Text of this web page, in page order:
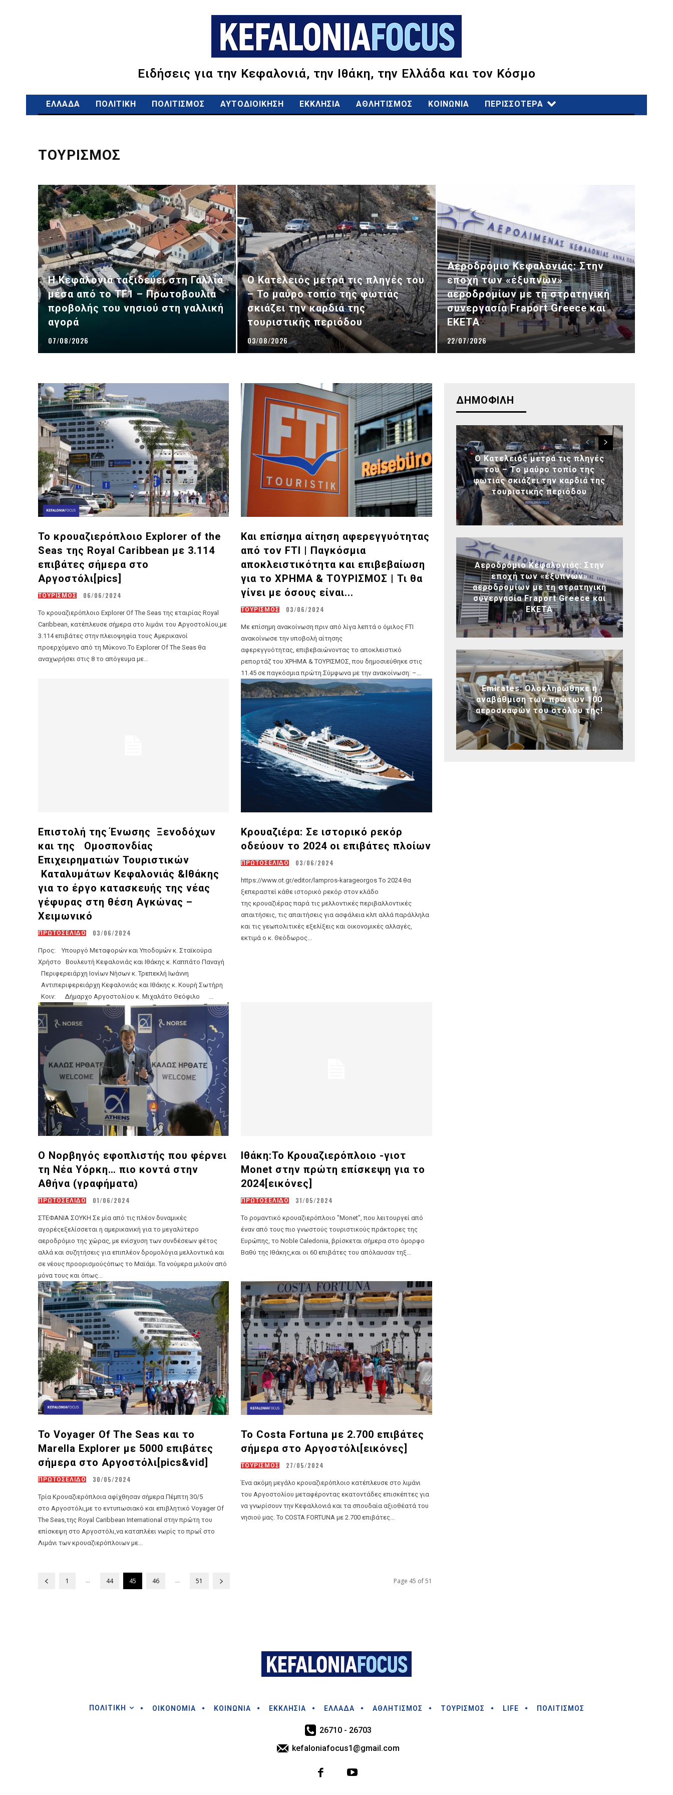
Ειδήσεις για την Κεφαλονιά, την Ιθάκη, την Ελλάδα και τον Κόσμο
ΕΛΛΑΔΑ ΠΟΛΙΤΙΚΗ ΠΟΛΙΤΙΣΜΟΣ ΑΥΤΟΔΙΟΙΚΗΣΗ ΕΚΚΛΗΣΙΑ ΑΘΛΗΤΙΣΜΟΣ ΚΟΙΝΩΝΙΑ ΠΕΡΙΣΣΟΤΕΡΑ
ΤΟΥΡΙΣΜΟΣ
Η Κεφαλονιά ταξιδεύει στη Γαλλία
μέσα από το TF1 – Πρωτοβουλία
προβολής του νησιού στη γαλλική
αγορά
07/08/2026
Ο Κατελειός μετρά τις πληγές του
– Το μαύρο τοπίο της φωτιάς
σκιάζει την καρδιά της
τουριστικής περιόδου
03/08/2026
Αεροδρόμιο Κεφαλονιάς: Στην
εποχή των «έξυπνων»
αεροδρομίων με τη στρατηγική
συνεργασία Fraport Greece και
ΕΚΕΤΑ
22/07/2026
Το κρουαζιερόπλοιο Explorer of the
Seas της Royal Caribbean με 3.114
επιβάτες σήμερα στο
Αργοστόλι[pics]
ΤΟΥΡΙΣΜΟΣ 06/06/2024
Το κρουαζιερόπλοιο Explorer Of The Seas της εταιρίας Royal
Caribbean, κατέπλευσε σήμερα στο λιμάνι του Αργοστολίου,με
3.114 επιβάτες στην πλειοψηφία τους Αμερικανοί
προερχόμενο από τη Μύκονο.Το Explorer Of The Seas θα
αναχωρήσει στις 8 το απόγευμα με...
Και επίσημα αίτηση αφερεγγυότητας
από τον FTI | Παγκόσμια
αποκλειστικότητα και επιβεβαίωση
για το ΧΡΗΜΑ & ΤΟΥΡΙΣΜΟΣ | Τι θα
γίνει με όσους είναι...
ΤΟΥΡΙΣΜΟΣ 03/06/2024
Με επίσημη ανακοίνωση πριν από λίγα λεπτά ο όμιλος FTI
ανακοίνωσε την υποβολή αίτησης
αφερεγγυότητας, επιβεβαιώνοντας το αποκλειστικό
ρεπορτάζ του ΧΡΗΜΑ & ΤΟΥΡΙΣΜΟΣ, που δημοσιεύθηκε στις
11.45 σε παγκόσμια πρώτη.Σύμφωνα με την ανακοίνωση: –...
Επιστολή της Ένωσης Ξενοδόχων
και της Ομοσπονδίας
Επιχειρηματιών Τουριστικών
Καταλυμάτων Κεφαλονιάς &Ιθάκης
για το έργο κατασκευής της νέας
γέφυρας στη θέση Αγκώνας –
Χειμωνικό
ΠΡΩΤΟΣΕΛΙΔΟ 03/06/2024
Προς: Υπουργό Μεταφορών και Υποδομών κ. Σταϊκούρα
Χρήστο Βουλευτή Κεφαλονιάς και Ιθάκης κ. Καππάτο Παναγή
Περιφερειάρχη Ιονίων Νήσων κ. Τρεπεκλή Ιωάννη
Αντιπεριφερειάρχη Κεφαλονιάς και Ιθάκης κ. Κουρή Σωτήρη
Κρουαζιέρα: Σε ιστορικό ρεκόρ
οδεύουν το 2024 οι επιβάτες πλοίων
ΠΡΩΤΟΣΕΛΙΔΟ 03/06/2024
https://www.ot.gr/editor/lampros-karageorgos Tο 2024 θα
ξεπεραστεί κάθε ιστορικό ρεκόρ στον κλάδο
της κρουαζιέρας παρά τις μελλοντικές περιβαλλοντικές
απαιτήσεις, τις απαιτήσεις για ασφάλεια κλπ αλλά παράλληλα
και τις γεωπολιτικές εξελίξεις και οικονομικές αλλαγές,
εκτιμά ο κ. Θεόδωρος...
Ο Νορβηγός εφοπλιστής που φέρνει
τη Νέα Υόρκη… πιο κοντά στην
Αθήνα (γραφήματα)
ΠΡΩΤΟΣΕΛΙΔΟ 01/06/2024
ΣΤΕΦΑΝΙΑ ΣΟΥΚΗ Σε μία από τις πλέον δυναμικές
αγορέςεξελίσσεται η αμερικανική για το μεγαλύτερο
αεροδρόμιο της χώρας, με ενίσχυση των συνδέσεων φέτος
αλλά και συζητήσεις για επιπλέον δρομολόγια μελλοντικά και
σε νέους προορισμούςόπως το Μαϊάμι. Τα νούμερα μιλούν από
μόνα τους και όπως...
Ιθάκη:Το Κρουαζιερόπλοιο -γιοτ
Monet στην πρώτη επίσκεψη για το
2024[εικόνες]
ΠΡΩΤΟΣΕΛΙΔΟ 31/05/2024
Το ρομαντικό κρουαζιερόπλοιο "Monet", που λειτουργεί από
έναν από τους πιο γνωστούς τουριστικούς πράκτορες της
Ευρώπης, το Noble Caledonia, βρίσκεται σήμερα στο όμορφο
Βαθύ της Ιθάκης,και οι 60 επιβάτες του απόλαυσαν τηξ...
Το Voyager Of The Seas και το
Marella Explorer με 5000 επιβάτες
σήμερα στο Αργοστόλι[pics&vid]
ΠΡΩΤΟΣΕΛΙΔΟ 30/05/2024
Τρία Κρουαζιερόπλοια αφίχθησαν σήμερα Πέμπτη 30/5
στο Αργοστόλι,με το εντυπωσιακό και επιβλητικό Voyager Of
The Seas,της Royal Caribbean International στην πρώτη του
επίσκεψη στο Αργοστόλι,να καταπλέει νωρίς το πρωΐ στο
Λιμάνι των κρουαζιερόπλοιων με...
Το Costa Fortuna με 2.700 επιβάτες
σήμερα στο Αργοστόλι[εικόνες]
ΤΟΥΡΙΣΜΟΣ 27/05/2024
Ένα ακόμη μεγάλο κρουαζιερόπλοιο κατέπλευσε στο λιμάνι
του Αργοστολίου μεταφέροντας εκατοντάδες επισκέπτες για
να γνωρίσουν την Κεφαλλονιά και τα σπουδαία αξιοθέατά του
νησιού μας. Το COSTA FORTUNA με 2.700 επιβάτες...
1 ... 44 45 46 ... 51 Page 45 of 51
ΔΗΜΟΦΙΛΗ
Ο Κατελειός μετρά τις πληγές
του – Το μαύρο τοπίο της
φωτιάς σκιάζει την καρδιά της
τουριστικής περιόδου
Αεροδρόμιο Κεφαλονιάς: Στην
εποχή των «έξυπνων»
αεροδρομίων με τη στρατηγική
συνεργασία Fraport Greece και
ΕΚΕΤΑ
Emirates: Ολοκληρώθηκε η
αναβάθμιση των πρώτων 100
αεροσκαφών του στόλου της!
ΠΟΛΙΤΙΚΗ ΟΙΚΟΝΟΜΙΑ ΚΟΙΝΩΝΙΑ ΕΚΚΛΗΣΙΑ ΕΛΛΑΔΑ ΑΘΛΗΤΙΣΜΟΣ ΤΟΥΡΙΣΜΟΣ LIFE ΠΟΛΙΤΙΣΜΟΣ
26710 - 26703
kefaloniafocus1@gmail.com